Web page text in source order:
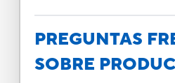
PREGUNTAS
SOBRE